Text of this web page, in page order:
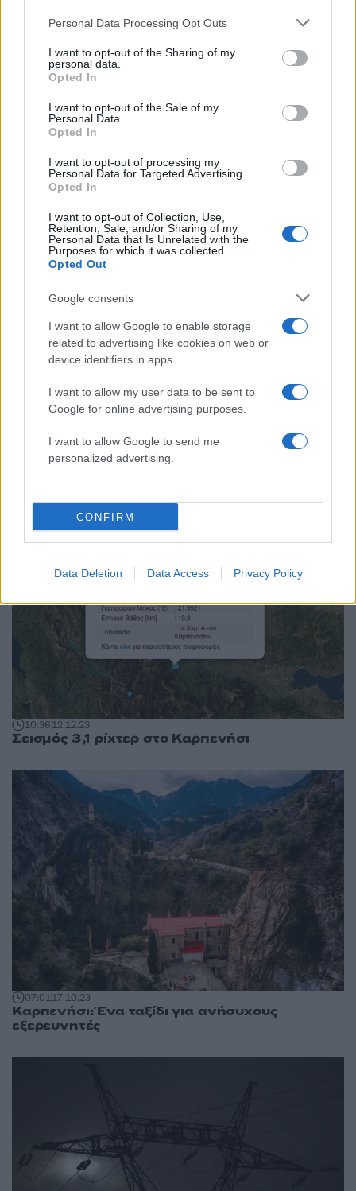
Please note that this website/app uses one or more Google
not limited to your visit or usage behaviour. You may click to
grant or deny consent to Google and its third-party tags to
use your data for below specified purposes in below Google
consent section.
Personal Data Processing Opt Outs
I want to opt-out of the Sharing of my
personal data.
Opted In
I want to opt-out of the Sale of my
Personal Data.
Opted In
I want to opt-out of processing my
Personal Data for Targeted Advertising.
Opted In
I want to opt-out of Collection, Use,
Retention, Sale, and/or Sharing of my
Personal Data that Is Unrelated with the
Purposes for which it was collected.
Opted Out
Google consents
I want to allow Google to enable storage
related to advertising like cookies on web or
device identifiers in apps.
I want to allow my user data to be sent to
Google for online advertising purposes.
I want to allow Google to send me
personalized advertising.
CONFIRM
Data Deletion Data Access Privacy Policy
22:58 03.02.24
Τροχαίο με αγριογούρουνα στην εθνική οδό
Λαμίας – Καρπενησίου
14:54 12.01.24
«Έσβησε» ξαφνικά 32χρονη νηπιαγωγός στο
10:3612.12.23
Σεισμός 3,1 ρίχτερ στο Καρπενήσι
07:0117.10.23
Καρπενήσι: Ένα ταξίδι για ανήσυχους
εξερευνητές